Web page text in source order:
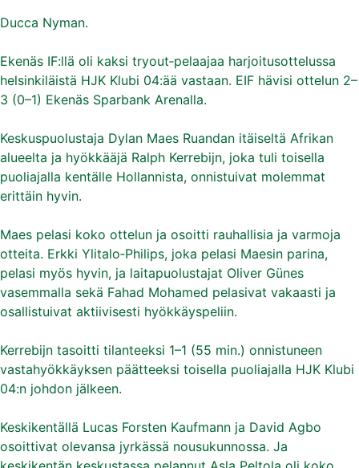
Ducca Nyman.
Ekenäs IF:llä oli kaksi tryout‑pelaajaa harjoitusottelussa
helsinkiläistä HJK Klubi 04:ää vastaan. EIF hävisi ottelun 2–
3 (0–1) Ekenäs Sparbank Arenalla.
Keskuspuolustaja Dylan Maes Ruandan itäiseltä Afrikan
alueelta ja hyökkääjä Ralph Kerrebijn, joka tuli toisella
puoliajalla kentälle Hollannista, onnistuivat molemmat
erittäin hyvin.
Maes pelasi koko ottelun ja osoitti rauhallisia ja varmoja
otteita. Erkki Ylitalo‑Philips, joka pelasi Maesin parina,
pelasi myös hyvin, ja laitapuolustajat Oliver Günes
vasemmalla sekä Fahad Mohamed pelasivat vakaasti ja
osallistuivat aktiivisesti hyökkäyspeliin.
Kerrebijn tasoitti tilanteeksi 1–1 (55 min.) onnistuneen
vastahyökkäyksen päätteeksi toisella puoliajalla HJK Klubi
04:n johdon jälkeen.
Keskikentällä Lucas Forsten Kaufmann ja David Agbo
osoittivat olevansa jyrkässä nousukunnossa. Ja